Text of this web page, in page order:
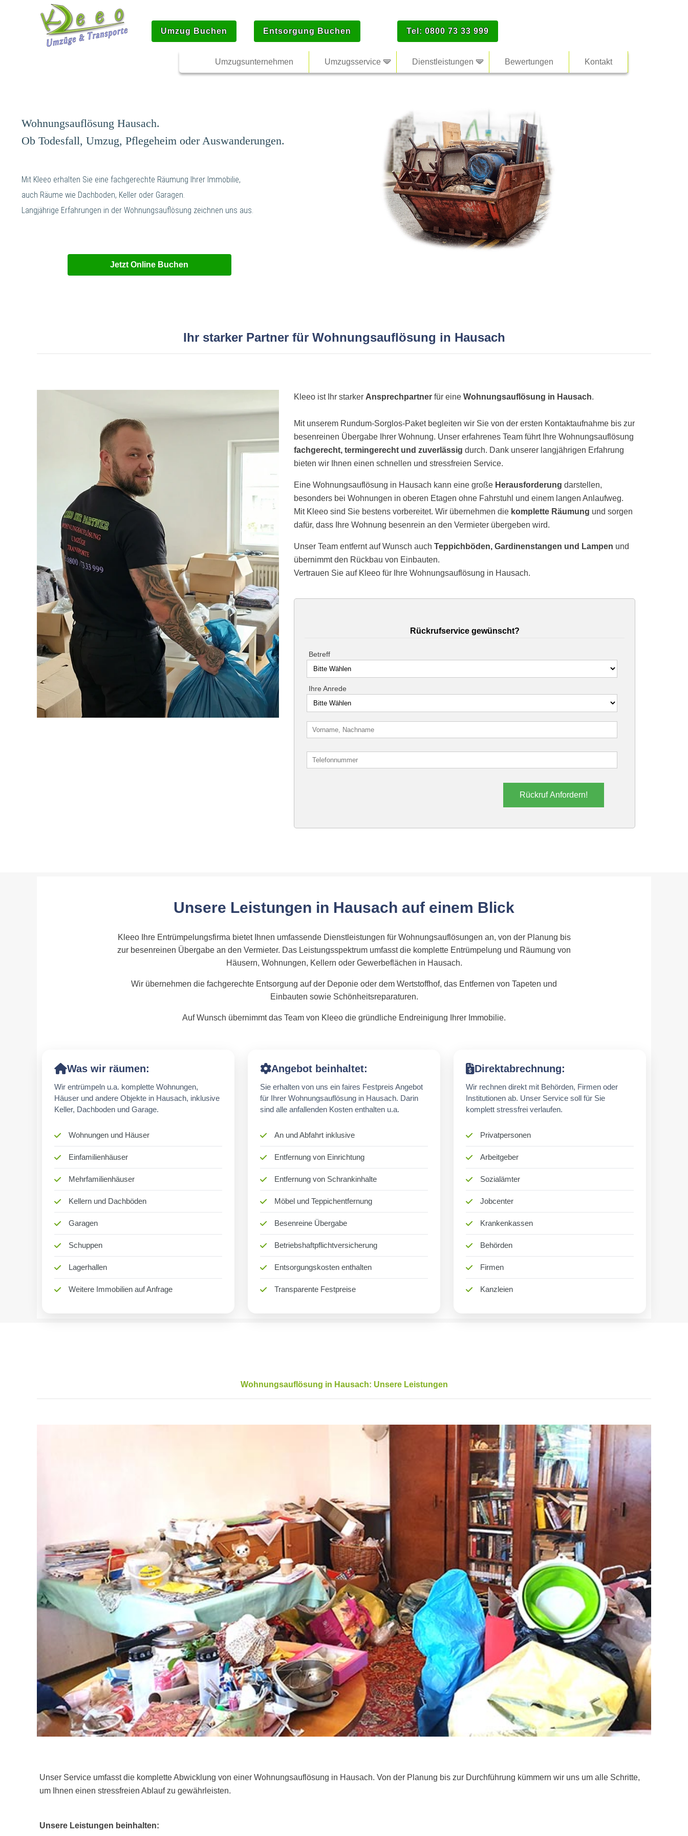
Umzug Buchen Entsorgung Buchen Tel: 0800 73 33 999
Umzugsunternehmen Umzugsservice Dienstleistungen Bewertungen Kontakt
Wohnungsauflösung Hausach.
Ob Todesfall, Umzug, Pflegeheim oder Auswanderungen.
Mit Kleeo erhalten Sie eine fachgerechte Räumung Ihrer Immobilie,
auch Räume wie Dachboden, Keller oder Garagen.
Langjährige Erfahrungen in der Wohnungsauflösung zeichnen uns aus.
Jetzt Online Buchen
Ihr starker Partner für Wohnungsauflösung in Hausach
Kleeo ist Ihr starker Ansprechpartner für eineWohnungsauflösung in Hausach.
Mit unserem Rundum-Sorglos-Paket begleiten wir Sie von der ersten Kontaktaufnahme bis zur
besenreinen Übergabe Ihrer Wohnung. Unser erfahrenes Team führt Ihre Wohnungsauflösung
fachgerecht, termingerecht und zuverlässig durch. Dank unserer langjährigen Erfahrung
bieten wir Ihnen einen schnellen und stressfreien Service.
Eine Wohnungsauflösung in Hausach kann eine große Herausforderung darstellen,
besonders bei Wohnungen in oberen Etagen ohne Fahrstuhl und einem langen Anlaufweg.
Mit Kleeo sind Sie bestens vorbereitet. Wir übernehmen die komplette Räumung und sorgen
dafür, dass Ihre Wohnung besenrein an den Vermieter übergeben wird.
Unser Team entfernt auf Wunsch auchTeppichböden, Gardinenstangen und Lampen und
übernimmt den Rückbau von Einbauten.
Vertrauen Sie auf Kleeo für Ihre Wohnungsauflösung in Hausach.
Rückrufservice gewünscht?
Betreff
Ihre Anrede
Rückruf Anfordern!
Unsere Leistungen in Hausach auf einem Blick
Kleeo Ihre Entrümpelungsfirma bietet Ihnen umfassende Dienstleistungen für Wohnungsauflösungen an, von der Planung bis
zur besenreinen Übergabe an den Vermieter. Das Leistungsspektrum umfasst die komplette Entrümpelung und Räumung von
Häusern, Wohnungen, Kellern oder Gewerbeflächen in Hausach.
Wir übernehmen die fachgerechte Entsorgung auf der Deponie oder dem Wertstoffhof, das Entfernen von Tapeten und
Einbauten sowie Schönheitsreparaturen.
Auf Wunsch übernimmt das Team von Kleeo die gründliche Endreinigung Ihrer Immobilie.
Was wir räumen:
Wir entrümpeln u.a. komplette Wohnungen,
Häuser und andere Objekte in Hausach, inklusive
Keller, Dachboden und Garage.
Wohnungen und Häuser
Einfamilienhäuser
Mehrfamilienhäuser
Kellern und Dachböden
Garagen
Schuppen
Lagerhallen
Weitere Immobilien auf Anfrage
Angebot beinhaltet:
Sie erhalten von uns ein faires Festpreis Angebot
für Ihrer Wohnungsauflösung in Hausach. Darin
sind alle anfallenden Kosten enthalten u.a.
An und Abfahrt inklusive
Entfernung von Einrichtung
Entfernung von Schrankinhalte
Möbel und Teppichentfernung
Besenreine Übergabe
Betriebshaftpflichtversicherung
Entsorgungskosten enthalten
Transparente Festpreise
Direktabrechnung:
Wir rechnen direkt mit Behörden, Firmen oder
Institutionen ab. Unser Service soll für Sie
komplett stressfrei verlaufen.
Privatpersonen
Arbeitgeber
Sozialämter
Jobcenter
Krankenkassen
Behörden
Firmen
Kanzleien
Wohnungsauflösung in Hausach: Unsere Leistungen
Unser Service umfasst die komplette Abwicklung von einer Wohnungsauflösung in Hausach. Von der Planung bis zur Durchführung kümmern wir uns um alle Schritte,
um Ihnen einen stressfreien Ablauf zu gewährleisten.
Unsere Leistungen beinhalten: